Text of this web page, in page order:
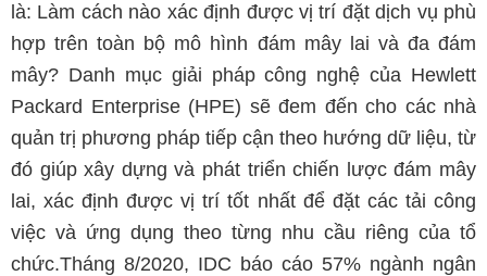
là: Làm cách nào xác định được vị trí đặt dịch vụ phù
hợp trên toàn bộ mô hình đám mây lai và đa đám
mây? Danh mục giải pháp công nghệ của Hewlett
Packard Enterprise (HPE) sẽ đem đến cho các nhà
quản trị phương pháp tiếp cận theo hướng dữ liệu, từ
đó giúp xây dựng và phát triển chiến lược đám mây
lai, xác định được vị trí tốt nhất để đặt các tải công
việc và ứng dụng theo từng nhu cầu riêng của tổ
chức.Tháng 8/2020, IDC báo cáo 57% ngành ngân